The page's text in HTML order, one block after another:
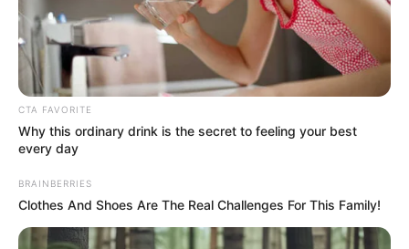
Su-57E adalah Aljazair.
Dikenal sebagai sekutu Rusia di Afrika Utara, maka wajar saja
Aljazair membeli jet tempur stealth, terlebih negara tersebut
terlibat konflik dengan Maroko, yang mendapat dukungan
persenjataan dari AS dan Israel. Namun, saat itu tidak ada
pernyataan resmi yang dikeluarkan oleh pemerintah Aljazair.
pembelian jet tempur stealth Su-57 Felon dari Rusia,
menjadikannya pelanggan asing pertama untuk pesawat
generasi kelima tersebut.
CTA FAVORITE
Why this ordinary drink is the secret to feeling your best
every day
BRAINBERRIES
Clothes And Shoes Are The Real Challenges For This Family!